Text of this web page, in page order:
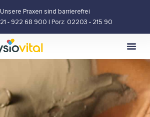
Unsere Praxen sind barrierefrei
- 922 68 900 | Porz: 02203 - 215 90